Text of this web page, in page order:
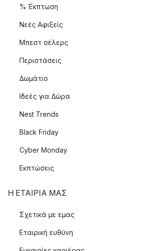
% Έκπτωση
Νεές Αφιξείς
Μπεστ σέλερς
Περιστάσεις
Δωμάτιο
Ιδεές για Δώρα
Nest Trends
Black Friday
Cyber Monday
Εκπτώσεις
Η ΕΤΑΊΡΙΑ ΜΑΣ
Σχετικά με εμας
Εταιρική ευθύνη